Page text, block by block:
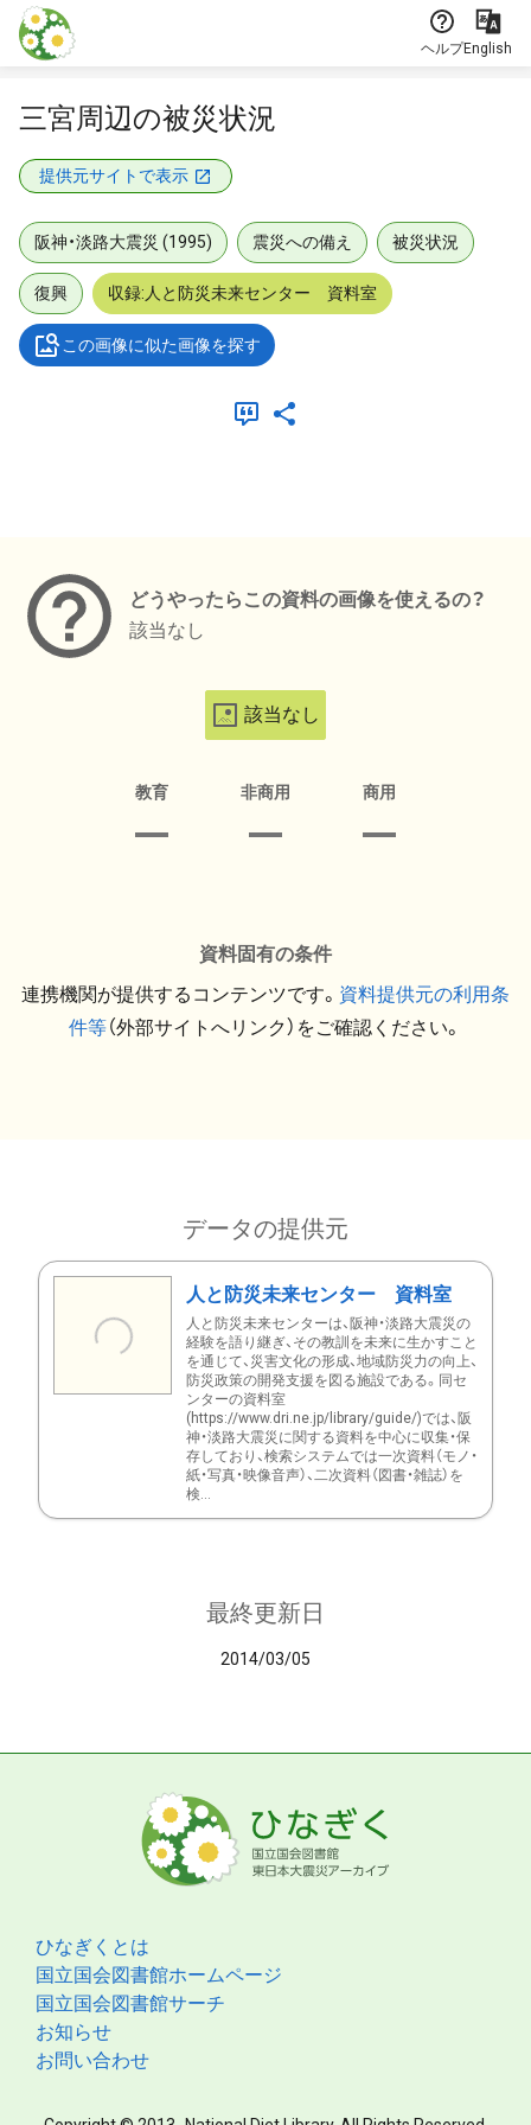
本文に飛ぶ
ヘルプEnglish
三宮周辺の被災状況
提供元サイトで表示
阪神・淡路大震災 (1995) 震災への備え 被災状況
復興 収録:人と防災未来センター 資料室
この画像に似た画像を探す
どうやったらこの資料の画像を使えるの？
該当なし
該当なし
教育 非商用 商用
資料固有の条件
連携機関が提供するコンテンツです。 資料提供元の利用条
件等（外部サイトへリンク）をご確認ください。
データの提供元
人と防災未来センター 資料室
人と防災未来センターは、阪神・淡路大震災の
経験を語り継ぎ、その教訓を未来に生かすこと
を通じて、災害文化の形成、地域防災力の向上、
防災政策の開発支援を図る施設である。同セ
ンターの資料室
(https://www.dri.ne.jp/library/guide/)では、阪
神・淡路大震災に関する資料を中心に収集・保
存しており、検索システムでは一次資料（モノ・
紙・写真・映像音声）、二次資料（図書・雑誌）を
検...
最終更新日
2014/03/05
ひなぎくとは
国立国会図書館ホームページ
国立国会図書館サーチ
お知らせ
お問い合わせ